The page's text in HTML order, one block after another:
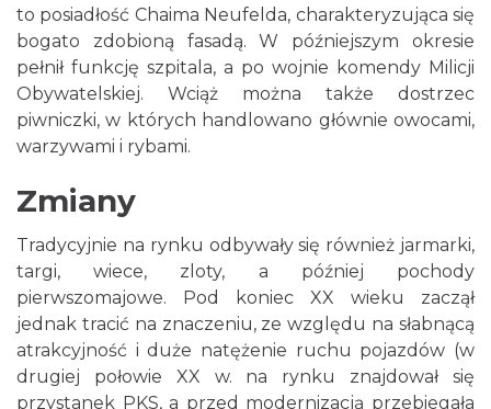
to posiadłość Chaima Neufelda, charakteryzująca się
bogato zdobioną fasadą. W późniejszym okresie
pełnił funkcję szpitala, a po wojnie komendy Milicji
Obywatelskiej. Wciąż można także dostrzec
piwniczki, w których handlowano głównie owocami,
warzywami i rybami.
Zmiany
Tradycyjnie na rynku odbywały się również jarmarki,
targi, wiece, zloty, a później pochody
pierwszomajowe. Pod koniec XX wieku zaczął
jednak tracić na znaczeniu, ze względu na słabnącą
atrakcyjność i duże natężenie ruchu pojazdów (w
drugiej połowie XX w. na rynku znajdował się
przystanek PKS, a przed modernizacją przebiegała